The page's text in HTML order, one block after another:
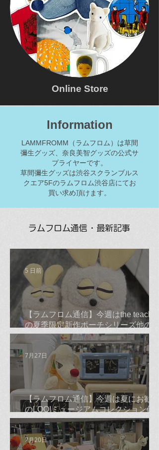
Online Store
Information
LAMMFROMM（ラムフロム）は草間
彌生グッズ、奈良美智グッズの公式サ
プライヤーです。
草間彌生グッズは渋谷スクランブルス
クエア5Fのラムフロム渋谷店にてお
買い求め頂けます。
ラムフロム通信・最新記事
【ラムフロム通信】今週はthe teachers
の夏季限定新作ポーチシリーズ他のご
紹介です☆
5 日前
【ラムフロム通信】今週は夏にお勧め
のLOQIミュージアムコレクション他の
ご紹介です☆
7月27日
7月20日